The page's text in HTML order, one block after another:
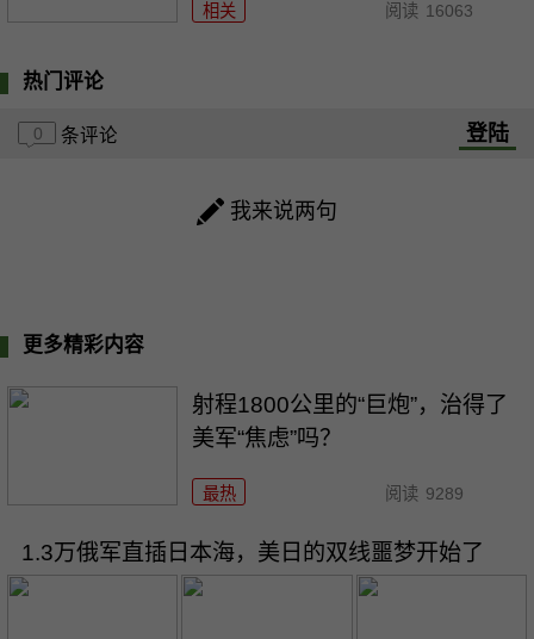
相关 阅读 16063
热门评论
0 条评论 登陆
我来说两句
更多精彩内容
射程1800公里的“巨炮”，治得了
美军“焦虑”吗？
最热 阅读 9289
1.3万俄军直插日本海，美日的双线噩梦开始了